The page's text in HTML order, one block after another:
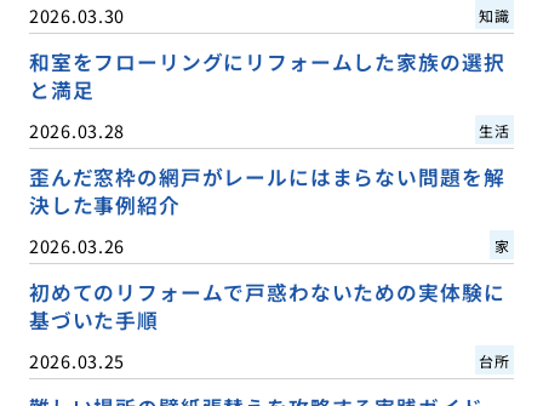
2026.03.30 知識
和室をフローリングにリフォームした家族の選択
と満足
2026.03.28 生活
歪んだ窓枠の網戸がレールにはまらない問題を解
決した事例紹介
2026.03.26 家
初めてのリフォームで戸惑わないための実体験に
基づいた手順
2026.03.25 台所